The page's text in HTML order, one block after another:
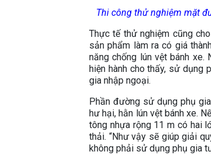
Thi công thử nghiệm mặt
Thực tế thử nghiệm cũng
sản phẩm làm ra có giá
năng chống lún vệt bánh xe.
hiện hành cho thấy, sử dụng
gia nhập ngoại.
Phần đường sử dụng phụ
hư hại, hằn lún vệt bánh xe.
tông nhựa rộng 11 m có hai
thải. “Như vậy sẽ giúp giải
không phải sử dụng phụ gia